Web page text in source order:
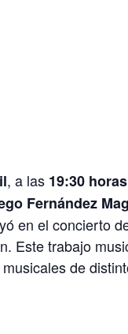
, a las 19:30 horas
Fernández
en el concierto
Este trabajo
de